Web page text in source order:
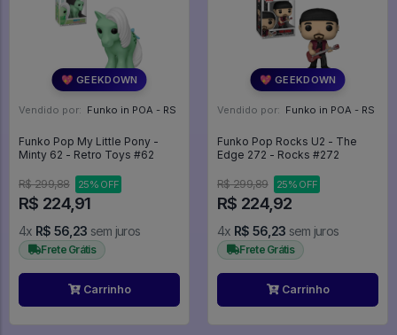
💖 GEEKDOWN
Vendido por: Funko in POA - RS
Funko Pop My Little Pony -
Minty 62 - Retro Toys #62
R$ 299,88 25% OFF
R$ 224,91
4x R$ 56,23 sem juros
Frete Grátis
Carrinho
💖 GEEKDOWN
Vendido por: Funko in POA - RS
Funko Pop Rocks U2 - The
Edge 272 - Rocks #272
R$ 299,89 25% OFF
R$ 224,92
4x R$ 56,23 sem juros
Frete Grátis
Carrinho